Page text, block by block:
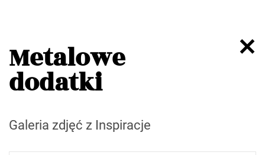
Metalowe
dodatki
Galeria zdjęć z Inspiracje